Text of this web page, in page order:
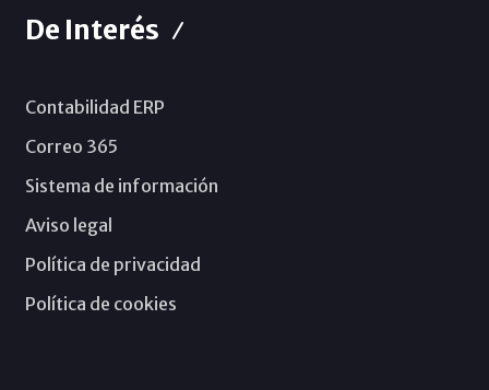
De Interés
Contabilidad ERP
Correo 365
Sistema de información
Aviso legal
Política de privacidad
Política de cookies